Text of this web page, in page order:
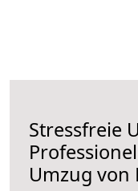
Stressfreie
Umzug von